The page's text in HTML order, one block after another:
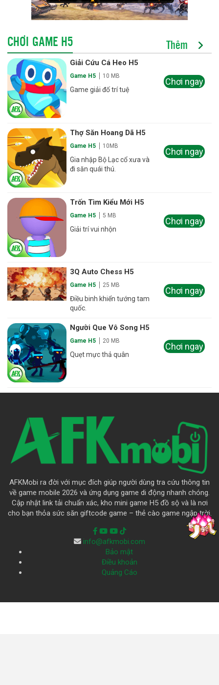
CHƠI GAME H5 Thêm
Giải Cứu Cá Heo H5
Game H5 10 MB
Game giải đố trí tuệ
Chơi ngay
Thợ Săn Hoang Dã H5
Game H5 10MB
Gia nhập Bộ Lạc cổ xưa và
đi săn quái thú.
Chơi ngay
Trốn Tìm Kiểu Mới H5
Game H5 5 MB
Giải trí vui nhộn
Chơi ngay
3Q Auto Chess H5
Game H5 25 MB
Điều binh khiển tướng tam
quốc.
Chơi ngay
Người Que Vô Song H5
Game H5 20 MB
Quẹt mực thả quân
Chơi ngay
AFKMobi ra đời với mục đích giúp người dùng tra cứu thông tin
về game mobile 2026 và ứng dụng game di động nhanh chóng.
Cập nhật link tải chuẩn xác, kho mini game H5 đồ sộ và là nơi
cho bạn thỏa sức săn giftcode game – thẻ cào game ngập trời.
info@afkmobi.com
Bảo mật
Điều khoản
Quảng Cáo